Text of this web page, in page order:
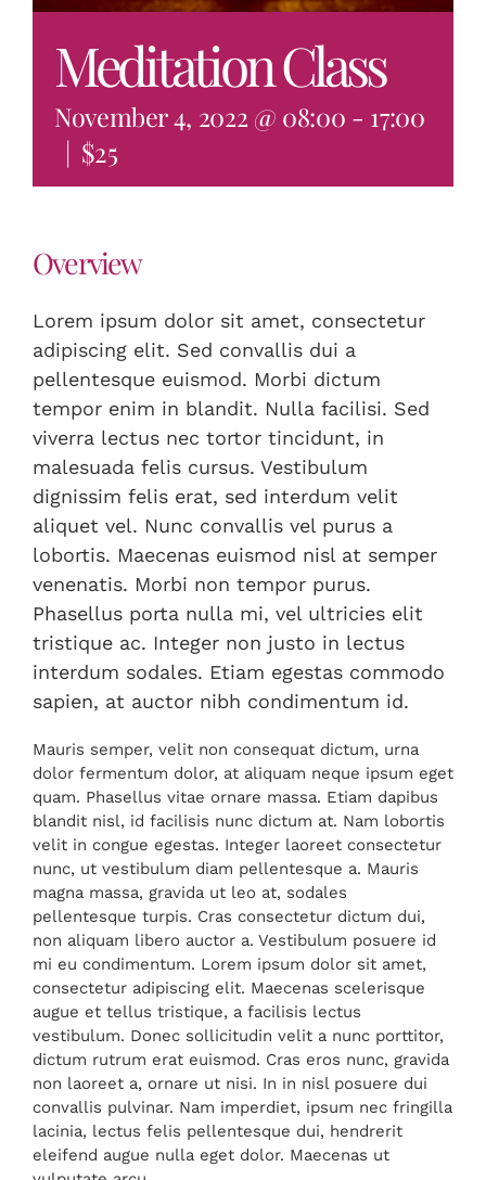
Meditation Class
November 4, 2022 @ 08:00 - 17:00
| $25
Overview
Lorem ipsum dolor sit amet, consectetur
adipiscing elit. Sed convallis dui a
pellentesque euismod. Morbi dictum
tempor enim in blandit. Nulla facilisi. Sed
viverra lectus nec tortor tincidunt, in
malesuada felis cursus. Vestibulum
dignissim felis erat, sed interdum velit
aliquet vel. Nunc convallis vel purus a
lobortis. Maecenas euismod nisl at semper
venenatis. Morbi non tempor purus.
Phasellus porta nulla mi, vel ultricies elit
tristique ac. Integer non justo in lectus
interdum sodales. Etiam egestas commodo
sapien, at auctor nibh condimentum id.
Mauris semper, velit non consequat dictum, urna
dolor fermentum dolor, at aliquam neque ipsum eget
quam. Phasellus vitae ornare massa. Etiam dapibus
blandit nisl, id facilisis nunc dictum at. Nam lobortis
velit in congue egestas. Integer laoreet consectetur
nunc, ut vestibulum diam pellentesque a. Mauris
magna massa, gravida ut leo at, sodales
pellentesque turpis. Cras consectetur dictum dui,
non aliquam libero auctor a. Vestibulum posuere id
mi eu condimentum. Lorem ipsum dolor sit amet,
consectetur adipiscing elit. Maecenas scelerisque
augue et tellus tristique, a facilisis lectus
vestibulum. Donec sollicitudin velit a nunc porttitor,
dictum rutrum erat euismod. Cras eros nunc, gravida
non laoreet a, ornare ut nisi. In in nisl posuere dui
convallis pulvinar. Nam imperdiet, ipsum nec fringilla
lacinia, lectus felis pellentesque dui, hendrerit
eleifend augue nulla eget dolor. Maecenas ut